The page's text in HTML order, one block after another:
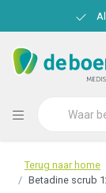
Terug naar home
Betadine scrub